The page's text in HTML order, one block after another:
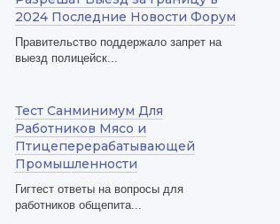
2024 Последние Новости Форум
Правительство поддержало запрет на
выезд полицейск...
Тест Санминимум Для
Работников Мясо и
Птицеперерабатывающей
Промышленности
Гигтест ответы на вопросы для
работников общепита...